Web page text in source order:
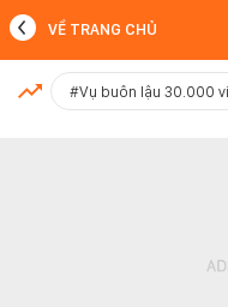
MỚI NHẤT
VỀ TRANG CHỦ
#Vụ buôn lậu 30.000